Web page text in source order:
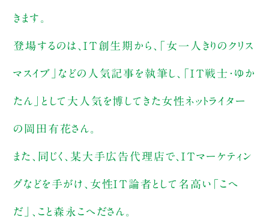
きます。
登場するのは、ＩＴ創生期から、「女一人きりのクリス
マスイブ」などの人気記事を執筆し、「ＩＴ戦士・ゆか
たん」として大人気を博してきた女性ネットライター
の岡田有花さん。
また、同じく、某大手広告代理店で、ＩＴマーケティン
グなどを手がけ、女性ＩＴ論者として名高い「こへ
だ」、こと森永こへださん。